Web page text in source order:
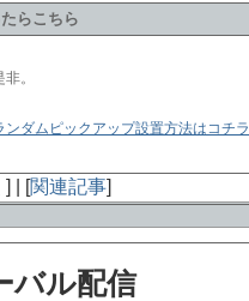
ァイナルカフェ / vinyl cafe »
] | [関連記事]
バル配信
らこちら
。
ンダムピックアップ設置方法はコチラ